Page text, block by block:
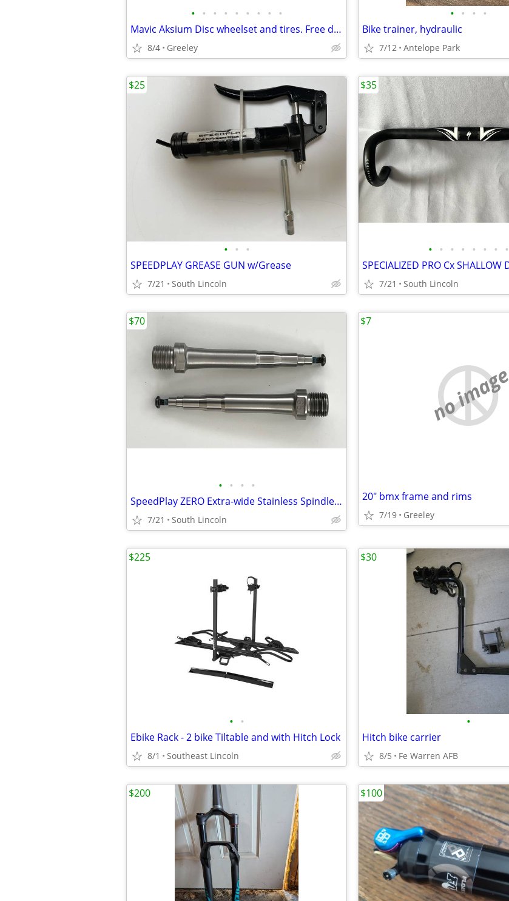
• • • • • • • • •
Mavic Aksium Disc wheelset and tires. Free delivery.
8/4 Greeley
• • • •
Bike trainer, hydraulic
7/12 Antelope Park
• • •
SPEEDPLAY GREASE GUN w/Grease
7/21 South Lincoln
$25
• • • • • • • •
7/21 South Lincoln
$35
• • • •
SpeedPlay ZERO Extra-wide Stainless Spindles--65MM
7/21 South Lincoln
$70
no image
20" bmx frame and rims
7/19 Greeley
$7
• •
Ebike Rack - 2 bike Tiltable and with Hitch Lock
8/1 Southeast Lincoln
$225
•
Hitch bike carrier
8/5 Fe Warren AFB
$30
$200 $100